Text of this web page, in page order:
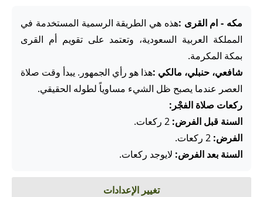
مكه - ام القرى :هذه هي الطريقة الرسمية المستخدمة في
المملكة العربية السعودية، وتعتمد على تقويم أم القرى
بمكة المكرمة.
شافعي، حنبلي، مالكي :هذا هو رأي الجمهور. يبدأ وقت صلاة
العصر عندما يصبح ظل الشيء مساوياً لطوله الحقيقي.
ركعات صلاة الفجْر:
السنة قبل الفرض:
الفرض:
السنة بعد الفرض: لايوجد ركعات.
تغيير الإعدادات